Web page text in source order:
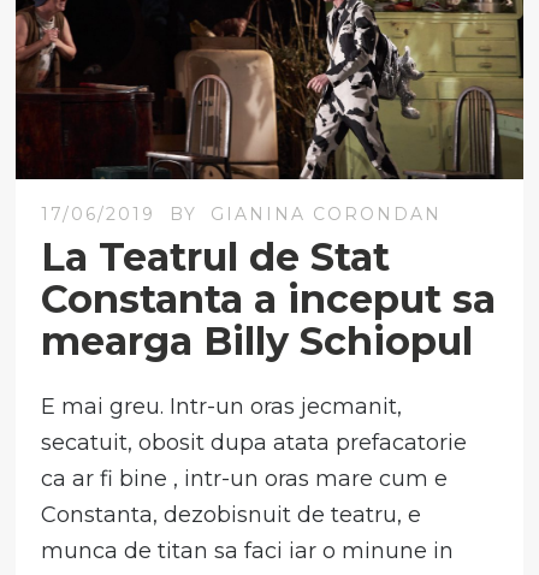
17/06/2019 BY GIANINA CORONDAN
La Teatrul de Stat
Constanta a inceput sa
mearga Billy Schiopul
E mai greu. Intr-un oras jecmanit,
secatuit, obosit dupa atata prefacatorie
ca ar fi bine , intr-un oras mare cum e
Constanta, dezobisnuit de teatru, e
munca de titan sa faci iar o minune in